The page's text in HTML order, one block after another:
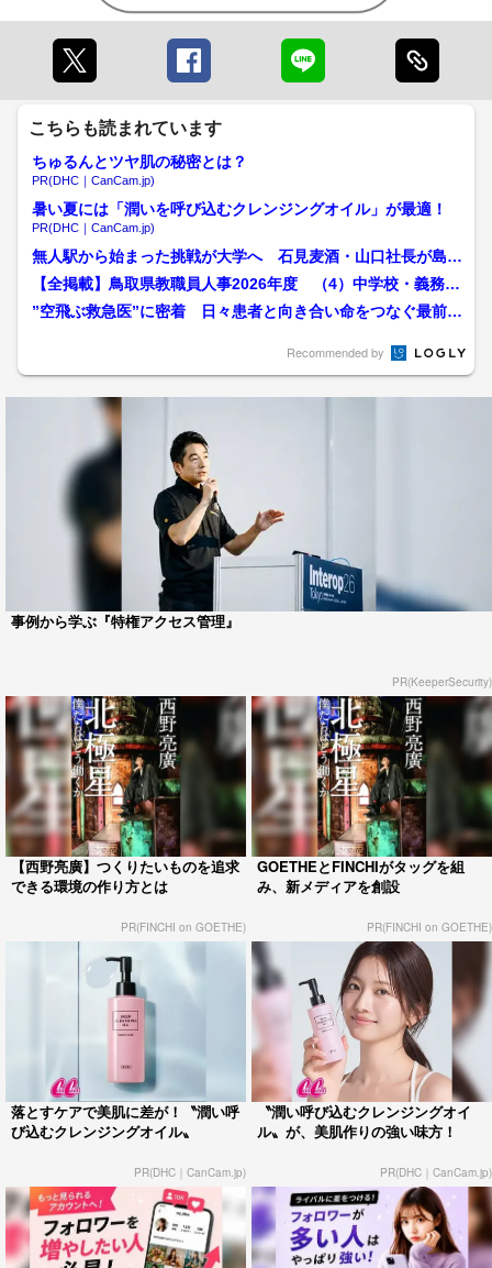
こちらも読まれています
ちゅるんとツヤ肌の秘密とは？
PR(DHC｜CanCam.jp)
暑い夏には「潤いを呼び込むクレンジングオイル」が最適！
PR(DHC｜CanCam.jp)
無人駅から始まった挑戦が大学へ 石見麦酒・山口社長が島根
大客員教授に就任 「地域...
【全掲載】鳥取県教職員人事2026年度 （4）中学校・義務教
育学校 主幹教諭、教...
”空飛ぶ救急医”に密着 日々患者と向き合い命をつなぐ最前線
Recommended by
事例から学ぶ『特権アクセス管理』
PR(KeeperSecurity)
【西野亮廣】つくりたいものを追求
できる環境の作り方とは
PR(FINCHI on GOETHE)
GOETHEとFINCHIがタッグを組
み、新メディアを創設
PR(FINCHI on GOETHE)
落とすケアで美肌に差が！〝潤い呼
び込むクレンジングオイル〟
PR(DHC｜CanCam.jp)
〝潤い呼び込むクレンジングオイ
ル〟が、美肌作りの強い味方！
PR(DHC｜CanCam.jp)